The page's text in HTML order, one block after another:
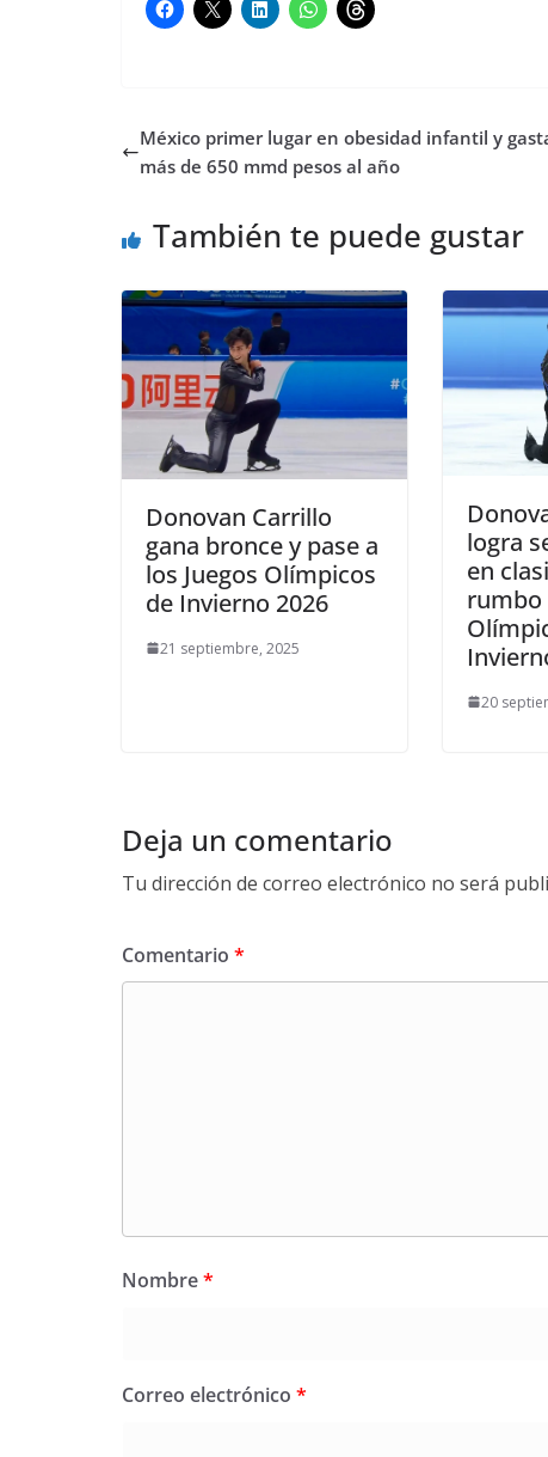
México primer lugar en obesidad infantil y
más de 650 mmd pesos al año
También te puede gustar
Donovan Carrillo
gana bronce y pase a
los Juegos Olímpicos
de Invierno 2026
21 septiembre, 2025
logra
en
rumbo
20
Deja un comentario
Tu dirección de correo electrónico no será
Comentario *
Nombre*
Correo electrónico *